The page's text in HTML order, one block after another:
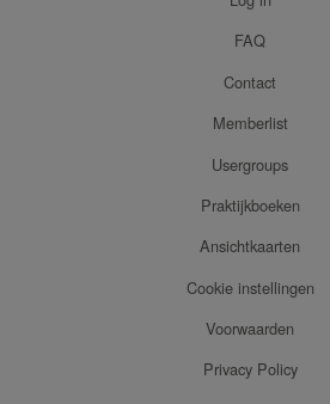
FAQ
Contact
Memberlist
Usergroups
Praktijkboeken
Ansichtkaarten
Cookie instellingen
Voorwaarden
Privacy Policy